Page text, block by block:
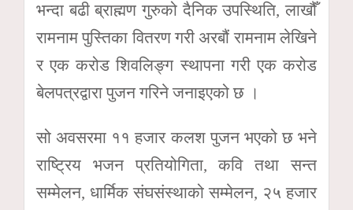
भन्दा बढी ब्राह्मण गुरुको दैनिक उपस्थिति, लाखौँ
रामनाम पुस्तिका वितरण गरी अरबौं रामनाम लेखिने
र एक करोड शिवलिङ्ग स्थापना गरी एक करोड
बेलपत्रद्वारा पुजन गरिने जनाइएको छ ।
सो अवसरमा ११ हजार कलश पुजन भएको छ भने
राष्ट्रिय भजन प्रतियोगिता, कवि तथा सन्त
सम्मेलन, धार्मिक संघसंस्थाको सम्मेलन, २५ हजार